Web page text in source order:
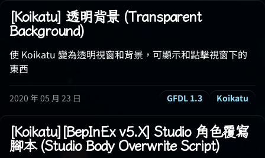
[Koikatu] 透明背景 (Transparent
Background)
使 Koikatu 變為透明視窗和背景，可顯示和點擊視窗下的
東西
2020 年 05 月 23 日 GFDL 1.3 Koikatu
[Koikatu][BepInEx v5.X] Studio 角色覆寫
腳本 (Studio Body Overwrite Script)